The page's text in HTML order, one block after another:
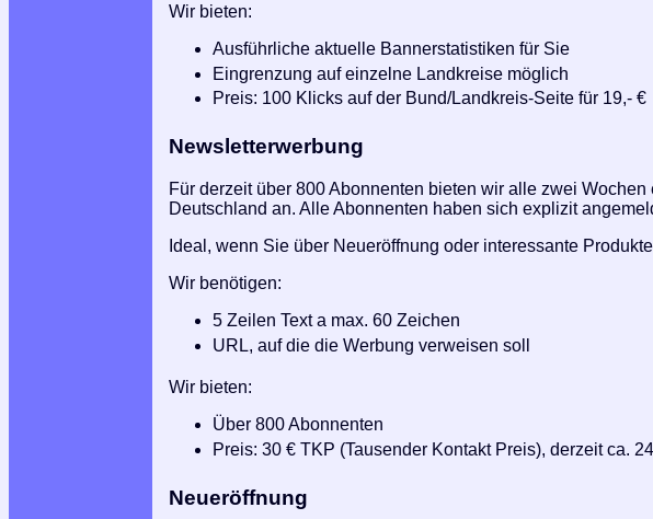
Wir bieten:
Ausführliche aktuelle Bannerstatistiken für Sie
Eingrenzung auf einzelne Landkreise möglich
Preis: 100 Klicks auf der Bund/Landkreis-Seite für 19,- €
Newsletterwerbung
Für derzeit über 800 Abonnenten bieten wir alle zwei Wochen
Deutschland an. Alle Abonnenten haben sich explizit
Ideal, wenn Sie über Neueröffnung oder interessante
Wir benötigen:
5 Zeilen Text a max. 60 Zeichen
URL, auf die die Werbung verweisen soll
Wir bieten:
Über 800 Abonnenten
Preis: 30 € TKP (Tausender Kontakt Preis), derzeit ca.
Neueröffnung